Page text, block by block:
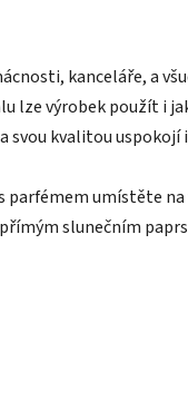
kanceláře, a
lze výrobek použít i
svou kvalitou
parfémem umístěte
slunečním